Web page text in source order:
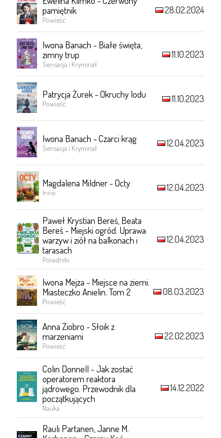
pamiętnik
Powieść
28.02.2024
Iwona Banach - Białe święta,
zimny trup
Sensacja i Kryminał
11.10.2023
Patrycja Żurek - Okruchy lodu
Powieść 11.10.2023
Iwona Banach - Czarci krąg
Sensacja i Kryminał 12.04.2023
Magdalena Mildner - Octy
Inne 12.04.2023
Paweł Krystian Bereś, Beata
Bereś - Miejski ogród. Uprawa
warzyw i ziół na balkonach i
tarasach
Poradniki
12.04.2023
Iwona Mejza - Miejsce na ziemi.
Miasteczko Anielin. Tom 2
Powieść
08.03.2023
Anna Ziobro - Słoik z
marzeniami
Powieść
22.02.2023
Colin Donnell - Jak zostać
operatorem reaktora
jądrowego. Przewodnik dla
początkujących
Nauka
14.12.2022
Rauli Partanen, Janne M.